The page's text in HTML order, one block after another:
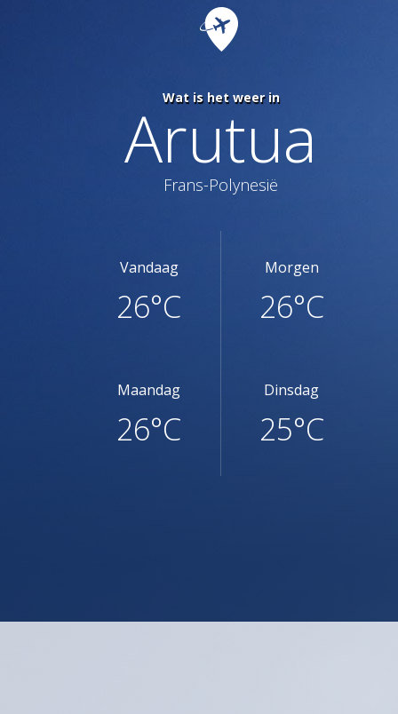
Wat is het weer in
Arutua
Frans-Polynesië
Vandaag
26°C
Morgen
26°C
Maandag
26°C
Dinsdag
25°C